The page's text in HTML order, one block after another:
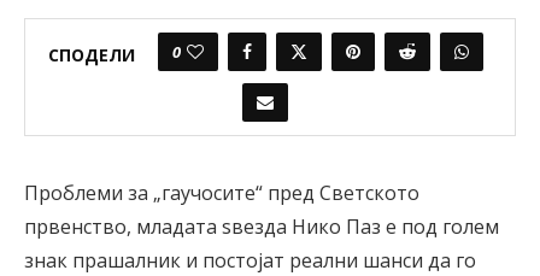
СПОДЕЛИ 0
Проблеми за „гаучосите“ пред Светското
првенство, младата ѕвезда Нико Паз е под голем
знак прашалник и постојат реални шанси да го